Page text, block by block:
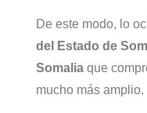
De este modo, lo
del Estado de
Somaliaque
mucho más amplio.